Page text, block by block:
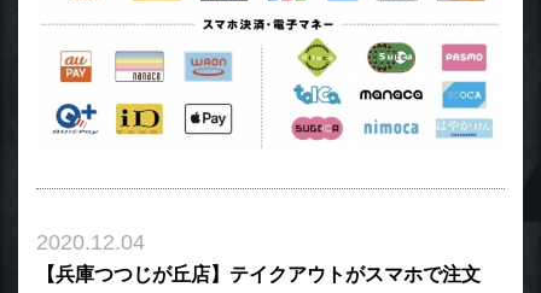
2020.12.04
【兵庫つつじが丘店】テイクアウトがスマホで注文